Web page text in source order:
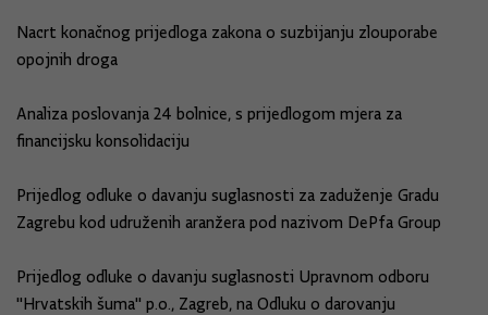
Nacrt konačnog prijedloga zakona o suzbijanju zlouporabe
opojnih droga
Analiza poslovanja 24 bolnice, s prijedlogom mjera za
financijsku konsolidaciju
Prijedlog odluke o davanju suglasnosti za zaduženje Gradu
Zagrebu kod udruženih aranžera pod nazivom DePfa Group
Prijedlog odluke o davanju suglasnosti Upravnom odboru
"Hrvatskih šuma" p.o., Zagreb, na Odluku o darovanju